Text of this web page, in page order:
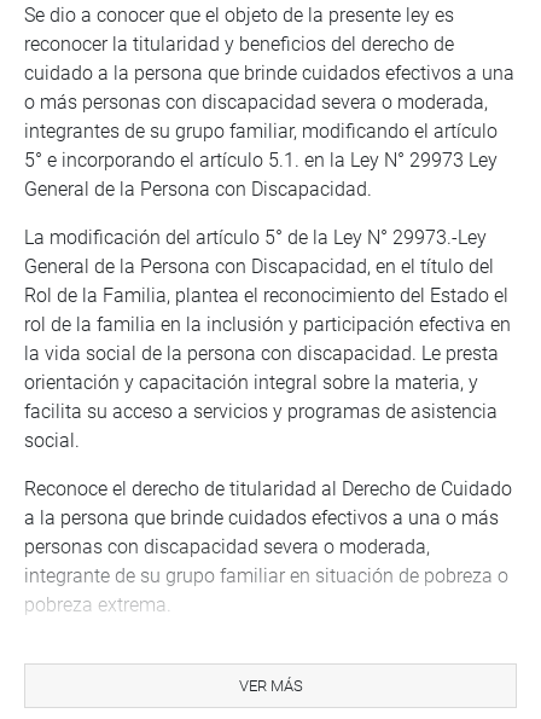
Se dio a conocer que el objeto de la presente ley es
reconocer la titularidad y beneficios del derecho de
cuidado a la persona que brinde cuidados efectivos a una
o más personas con discapacidad severa o moderada,
integrantes de su grupo familiar, modificando el artículo
5° e incorporando el artículo 5.1. en la Ley N° 29973 Ley
General de la Persona con Discapacidad.
La modificación del artículo 5° de la Ley N° 29973.-Ley
General de la Persona con Discapacidad, en el título del
Rol de la Familia, plantea el reconocimiento del Estado el
rol de la familia en la inclusión y participación efectiva en
la vida social de la persona con discapacidad. Le presta
orientación y capacitación integral sobre la materia, y
facilita su acceso a servicios y programas de asistencia
social.
Reconoce el derecho de titularidad al Derecho de Cuidado
a la persona que brinde cuidados efectivos a una o más
personas con discapacidad severa o moderada,
integrante de su grupo familiar en situación de pobreza o
pobreza extrema.
de la ley en mención, en relación al beneficio de los
titulares del derecho de cuidado subsidios mensuales,
VER MÁS